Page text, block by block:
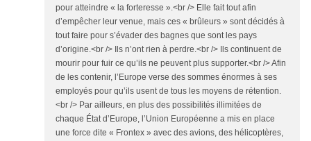
pour atteindre « la forteresse ».<br /> Elle fait tout afin
d’empêcher leur venue, mais ces « brûleurs » sont décidés à
tout faire pour s’évader des bagnes que sont les pays
d’origine.<br /> Ils n’ont rien à perdre.<br /> Ils continuent de
mourir pour fuir ce qu’ils ne peuvent plus supporter.<br /> Afin
de les contenir, l’Europe verse des sommes énormes à ses
employés pour qu’ils usent de tous les moyens de rétention.
<br /> Par ailleurs, en plus des possibilités illimitées de
chaque État d’Europe, l’Union Européenne a mis en place
une force dite « Frontex » avec des avions, des hélicoptères,